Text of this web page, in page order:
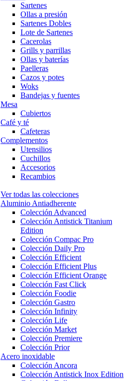
Sartenes
Ollas a presión
Sartenes Dobles
Lote de Sartenes
Cacerolas
Grills y parrillas
Ollas y baterías
Paelleras
Cazos y potes
Woks
Bandejas y fuentes
Mesa
Cubiertos
Café y té
Cafeteras
Complementos
Utensilios
Cuchillos
Accesorios
Recambios
Ver todas las colecciones
Aluminio Antiadherente
Colección Advanced
Colección Antistick Titanium
Edition
Colección Compac Pro
Colección Daily Pro
Colección Efficient
Colección Efficient Plus
Colección Efficient Orange
Colección Fast Click
Colección Foodie
Colección Gastro
Colección Infinity
Colección Life
Colección Market
Colección Premiere
Colección Prior
Acero inoxidable
Colección Ancora
Colección Antistick Inox Edition